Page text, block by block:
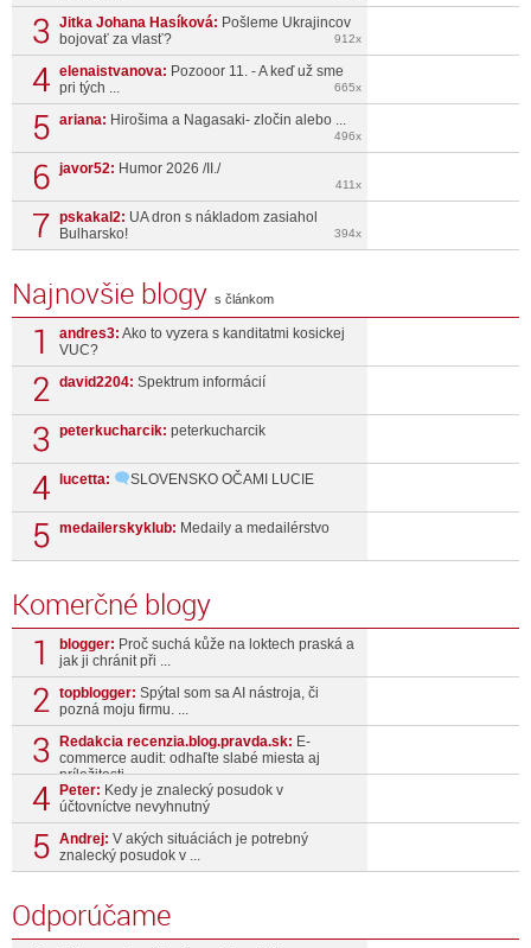
Jitka Johana Hasíková: Pošleme Ukrajincov
bojovať za vlasť?
912x
elenaistvanova: Pozooor 11. - A keď už sme
pri tých ...
665x
ariana: Hirošima a Nagasaki- zločin alebo ...
496x
javor52: Humor 2026 /II./
411x
pskakal2: UA dron s nákladom zasiahol
Bulharsko!
394x
Najnovšie blogy s článkom
andres3: Ako to vyzera s kanditatmi kosickej
VUC?
david2204: Spektrum informácií
peterkucharcik: peterkucharcik
lucetta: SLOVENSKO OČAMI LUCIE
medailerskyklub: Medaily a medailérstvo
Komerčné blogy
blogger: Proč suchá kůže na loktech praská a
jak ji chránit při ...
topblogger: Spýtal som sa AI nástroja, či
pozná moju firmu. ...
Redakcia recenzia.blog.pravda.sk: E-
commerce audit: odhaľte slabé miesta aj
príležitosti ...
Peter: Kedy je znalecký posudok v
účtovníctve nevyhnutný
Andrej: V akých situáciách je potrebný
znalecký posudok v ...
Odporúčame